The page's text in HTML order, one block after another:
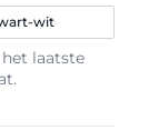
wit
laatste